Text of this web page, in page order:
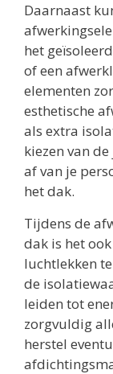
Daarnaast
het
of een
elementen
esthetische
als extra
kiezen van
af van je
het dak.
Tijdens de
dak is het
luchtlekken
de
leiden tot
zorgvuldig
herstel